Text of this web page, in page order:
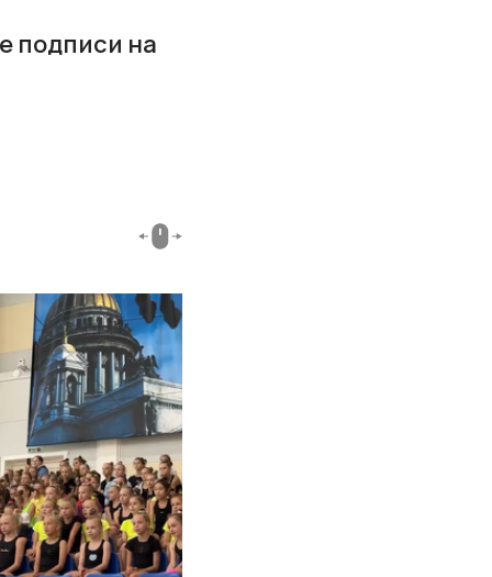
подписи на